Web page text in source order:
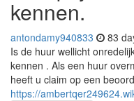
kennen.
antondamy940833 83
Is de huur wellicht
kennen . Als een huur
heeft u claim op een
https://